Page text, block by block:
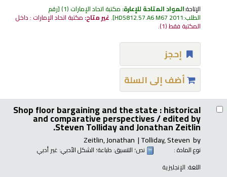
الإتاحة:المواد المتاحة للإعارة: مكتبة اتحاد الإمارات (1) رقم
الطلب:HD5812.57.A6 M67 2011
.غير متاح: مكتبة اتحاد الإمارات : داخل
المكتبة فقط(1).
إحجز
أضف إلى السلة
Shop floor bargaining and the state : historical
and comparative perspectives /edited by
Steven Tolliday and Jonathan Zeitlin.
by
Tolliday, Steven
Zeitlin, Jonathan
نوع المادة : نص؛ التنسيق: طباعة؛ الشكل الأدبي: غير أدبي
اللغة: الإنجليزية